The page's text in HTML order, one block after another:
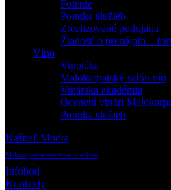
Fotenie
Ponuka služieb
Zrealizované podujatia
Žiadosť o prenájom –
Víno
Vinotéka
Malokarpatský salón vín
Vinárska akadémia
Ocenení vinári
Ponuka služieb
Kaštieľ Modra
Malokarpatské osvetové stredisko
Infobod
Kontakty